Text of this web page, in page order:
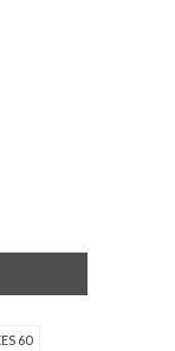
60